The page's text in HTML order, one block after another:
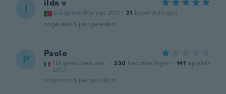
I ilda v
Lid geworden van 2017 · 21 beoordelingen
ongeveer 5 jaar geleden
P Paolo
Lid geworden van
2017
· 230 beoordelingen · 141 uploads
ongeveer 5 jaar geleden